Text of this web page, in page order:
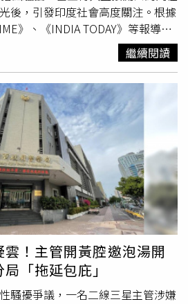
後，引發印度社會高度關注。根據
》、《INDIA TODAY》等報導，
海德拉巴。由於警方長期接獲大量
車站周邊經常遭到
言語騷擾、尾
暗示，因此警方決定展開實地臥底
正是當地知名高階女警蘇瑪蒂
選深夜時段，於凌晨0時30分至3時
等車，警方則在周圍暗中埋伏觀
，就有將近40名男子主動上前搭
人直接詢問是否願意發生性行為，
場把她誤認成性工作者，直接詢問
場狀況遠超警方預期，埋伏警力隨
子全數帶回警局調查。警方事後清
不乏高知識分子與專業人士，其中
，還有人疑似吸毒後精神恍惚。這
次凸顯印度女性夜間外出的安全問
連高階女警假扮一般女性，都會在
擾，那麼普通女性實際面臨的風險
繼續閱讀
！主管開黃腔邀泡湯開
「拖延包庇」
騷擾爭議，一名二線三星主管涉嫌